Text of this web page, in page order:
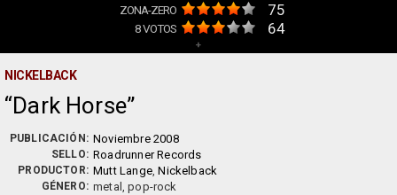
ZONA-ZERO 75
8VOTOS 64
+
NICKELBACK
Dark Horse
PUBLICACIÓN: Noviembre 2008
SELLO: Roadrunner Records
PRODUCTOR: Mutt Lange,Nickelback
GÉNERO: metal, pop-rock